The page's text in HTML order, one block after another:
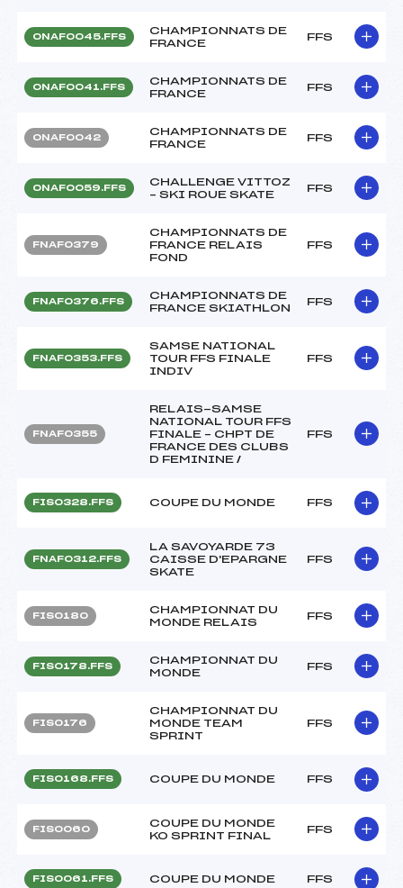
ONAF0045.FFS
CHAMPIONNATS DE
FRANCE
FFS
ONAF0041.FFS
CHAMPIONNATS DE
FRANCE
FFS
ONAF0042
CHAMPIONNATS DE
FRANCE
FFS
ONAF0059.FFS
CHALLENGE VITTOZ
– SKI ROUE SKATE
FFS
FNAF0379
CHAMPIONNATS DE
FRANCE RELAIS
FOND
FFS
FNAF0376.FFS
CHAMPIONNATS DE
FRANCE SKIATHLON
FFS
FNAF0353.FFS
SAMSE NATIONAL
TOUR FFS FINALE
INDIV
FFS
FNAF0355
RELAIS-SAMSE
NATIONAL TOUR FFS
FINALE – CHPT DE
FRANCE DES CLUBS
D FEMININE /
FFS
FIS0328.FFS COUPE DU MONDE FFS
FNAF0312.FFS
LA SAVOYARDE 73
CAISSE D'EPARGNE
SKATE
FFS
FIS0180
CHAMPIONNAT DU
MONDE RELAIS
FFS
FIS0178.FFS
CHAMPIONNAT DU
MONDE
FFS
FIS0176
CHAMPIONNAT DU
MONDE TEAM
SPRINT
FFS
FIS0168.FFS COUPE DU MONDE FFS
FIS0060
COUPE DU MONDE
KO SPRINT FINAL
FFS
FIS0061.FFS COUPE DU MONDE FFS